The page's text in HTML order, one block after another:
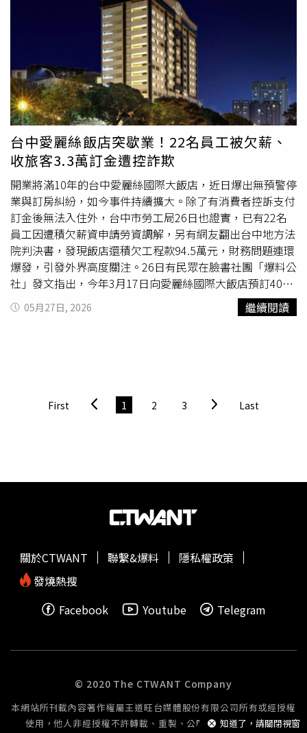
暫停營業超過1個月，未依規定向主管機
關報備逾6個月等。旅行業經票據交換所公告為拒絕往來戶
名單中，「威順旅行社」在1年內有6張支票因存款不足遭退
票且未辦理清償註記情形，經票據交換所公告自115年6月5
日起為拒絕往來戶。保證金經扣押或執行之旅行社名單中，
「和諧旅行社」遭法務部行政執行署桃園分署扣押執行，命
令來文日期為115年3月27日，目前已進入旅行業保證金扣
押執行階段。經核准及主管機關副知解散（註銷稅籍）旅行
業名單中，共有8家旅行社入列，包括樂皮旅行社、永豐旅
旅行社、耀陽旅行社、非凡之旅旅行社、移動國際旅行社、
翔禾旅行社、東福旅行社、康泰旅運社。至於自行申報及主
管機關副知停業、展延停業名單（仍停業中之旅行社），共
有41家旅行社，包括大宏旅行社、遇見國際運通旅行社、昇
漢旅行社、台灣便利旅行社、嗨澎湖旅行社、中證旅行社、
天王遊旅行社、啟程旅行社、米飯旅行社、安美旅行社、享
玩旅行社、大來國際旅行社、和成旅行社、百世旅行社、跨
海旅行社、星辰旅行社、日暉國際綜合旅行社、迦勒興旅行
社、天齊旅行社、金元玉旅行社。還有亞洲旅行社、米淇國
際旅行社、菲美運通旅行社、鉅承旅行社、華夏國際旅行
社及再興國際旅行社。
並將新址設於淡水老街中正路138號，同時預告於5月31日
正式開幕。店家表示，希望以最真誠的服務與最道地的古早
味，陪伴每位來到淡水老街的旅客，再次感受熟悉的傳統美
食。未料開幕首日便湧入大批人潮，不少民眾特地前往排隊
嘗鮮，現場擠滿等待用餐的顧客。店家指出，當天來客數遠
超原先預估，導致部分出餐設備長時間高負荷運作，整體營
運流程與店內動線也在尖峰時段面臨嚴峻考驗。文化阿給今
早透過社群平台發文表示，為了提供更舒適的用餐環境、更
順暢的點餐體驗，並維持每一份阿給的品質與傳統風味，決
定自6月1日起暫停營業數日，進行全面性的設備升級與動線
規劃調整。店家也向期待已久的顧客致歉，坦言讓不少民眾
久候感到相當不好意思，但為了未來能提供更完善的服務品
質，仍決定先進行改善作業，並承諾將以最快速度完成調
整。文化阿給表示，重新營業日期將另行公告，希望屆時能
以更完善的設備、更穩定的出餐效率迎接顧客，也感謝所有
在開幕首日到場支持與耐心等候的民眾。
台中愛麗絲飯店突歇業！22名員工被欠薪、
收旅客3.3萬訂金遭控詐欺
開業將滿10年的台中愛麗絲國際大飯店，近日爆出無預警停
業與訂房糾紛，如今事件持續擴大。除了有消費者控訴支付
訂金後無法入住外，台中市勞工局26日也證實，已有22名
員工因遭積欠薪資申請勞資調解，另有網友翻出台中地方法
院判決書，發現飯店還積欠工程款94.5萬元，財務問題連環
爆發，引發外界高度關注。26日有民眾在臉書社團「爆料公
社」發文指出，今年3月17日向愛麗絲國際大飯店預訂40間
房間，並於4月20日支付3萬3000元訂金，期間持續透過
LINE與飯店業務聯繫。不過，原PO表示，直到5月12日確
後，被告知屬於民事糾紛無法受理；撥打消保專線後，則被
要求申請調解，但又因無人可收受公文與出席調解，程序難
費者前往現場後，發現飯店早已大門深鎖、人去樓空，但部
困難，卻仍持續收取訂金，涉嫌「惡意詐欺」。隨著事件延
燒，勞工局也證實，截至26日為止，已受理22名飯店員工
過，由於資方未支付欠款，甚至多次無故缺席，目前所有調
解皆宣告不成立。勞工局表示，目前已協助受影響員工申請
後續也將透過司法途徑協助勞工爭取權益。此外，有網友進
法院聲請支付命令，目前案件仍在處理中。針對飯店停業爭
議，台中市觀光旅遊局表示，25日已會同相關單位前往現場
聯合稽查，確認現場確實未見營業情形。觀旅局已正式函請
業者依規辦理暫停營業備查，若停業超過1個月未依法申
05月27日, 2026 繼續閱讀
First 1 2 3 Last
知道了，請關閉視窗
關於CTWANT 聯繫&爆料
隱私權政策
發燒熱搜
Facebook
Youtube Telegram
© 2020 The CTWANT Company
本網站所刊載內容著作權屬王道旺台媒體股份有限公司所有或經授權
使用，他人非經授權不許轉載、重製、公開播送或公開傳輸。